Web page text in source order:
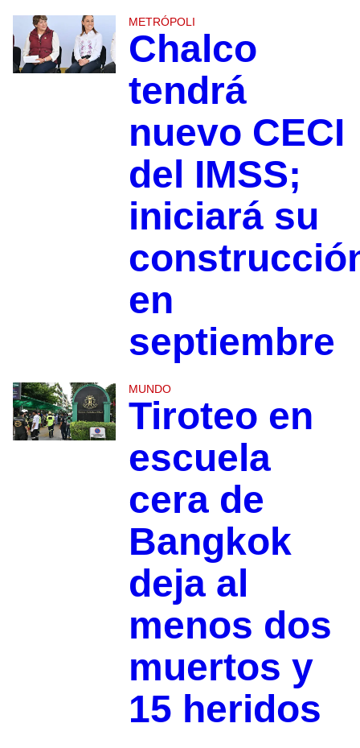
METRÓPOLI
Chalco
tendrá
nuevo CECI
del IMSS;
iniciará su
en
septiembre
MUNDO
Tiroteo en
escuela
cera de
Bangkok
deja al
menos dos
muertos y
15 heridos